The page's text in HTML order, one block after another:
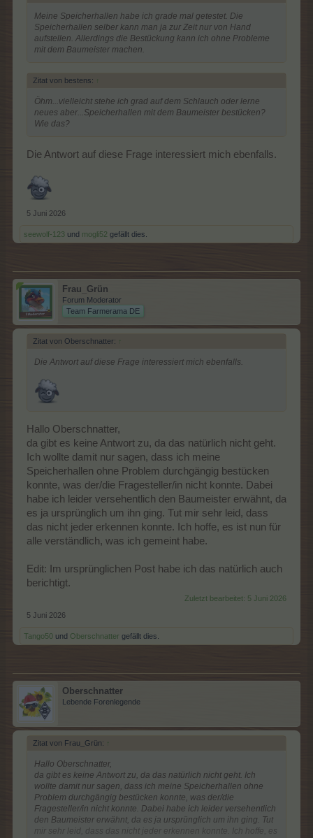
Meine Speicherhallen habe ich grade mal getestet. Die
Speicherhallen selber kann man ja zur Zeit nur von Hand
aufstellen. Allerdings die Bestückung kann ich ohne Probleme
mit dem Baumeister machen.
Zitat von bestens: ↑
Öhm...vielleicht stehe ich grad auf dem Schlauch oder lerne
neues aber...Speicherhallen mit dem Baumeister bestücken?
Wie das?
Die Antwort auf diese Frage interessiert mich ebenfalls.
5 Juni 2026
seewolf-123 und mogli52 gefällt dies.
Frau_Grün
Forum Moderator
Team Farmerama DE
Zitat von Oberschnatter: ↑
Die Antwort auf diese Frage interessiert mich ebenfalls.
Hallo Oberschnatter,
da gibt es keine Antwort zu, da das natürlich nicht geht.
Ich wollte damit nur sagen, dass ich meine
Speicherhallen ohne Problem durchgängig bestücken
konnte, was der/die Fragesteller/in nicht konnte. Dabei
habe ich leider versehentlich den Baumeister erwähnt, da
es ja ursprünglich um ihn ging. Tut mir sehr leid, dass
das nicht jeder erkennen konnte. Ich hoffe, es ist nun für
alle verständlich, was ich gemeint habe.
Edit: Im ursprünglichen Post habe ich das natürlich auch
berichtigt.
Zuletzt bearbeitet: 5 Juni 2026
5 Juni 2026
Tango50 und Oberschnatter gefällt dies.
Oberschnatter
Lebende Forenlegende
Zitat von Frau_Grün: ↑
Hallo Oberschnatter,
da gibt es keine Antwort zu, da das natürlich nicht geht. Ich
wollte damit nur sagen, dass ich meine Speicherhallen ohne
Problem durchgängig bestücken konnte, was der/die
Fragesteller/in nicht konnte. Dabei habe ich leider versehentlich
den Baumeister erwähnt, da es ja ursprünglich um ihn ging. Tut
mir sehr leid, dass das nicht jeder erkennen konnte. Ich hoffe, es